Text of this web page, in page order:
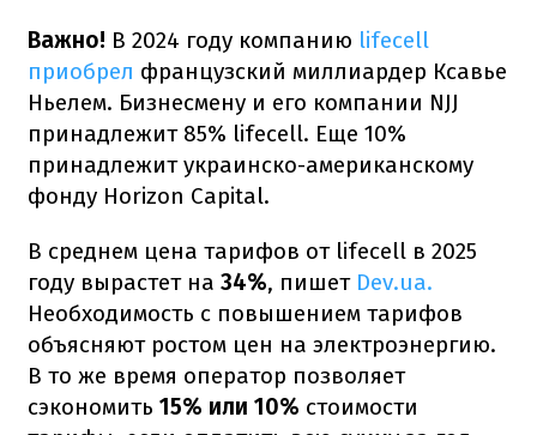
Важно! В 2024 году компанию lifecell
приобрел французский миллиардер Ксавье
Ньелем. Бизнесмену и его компании NJJ
принадлежит 85% lifecell. Еще 10%
принадлежит украинско-американскому
фонду Horizon Capital.
В среднем цена тарифов от lifecell в 2025
году вырастет на 34%, пишет Dev.ua.
Необходимость с повышением тарифов
объясняют ростом цен на электроэнергию.
В то же время оператор позволяет
сэкономить 15% или 10% стоимости